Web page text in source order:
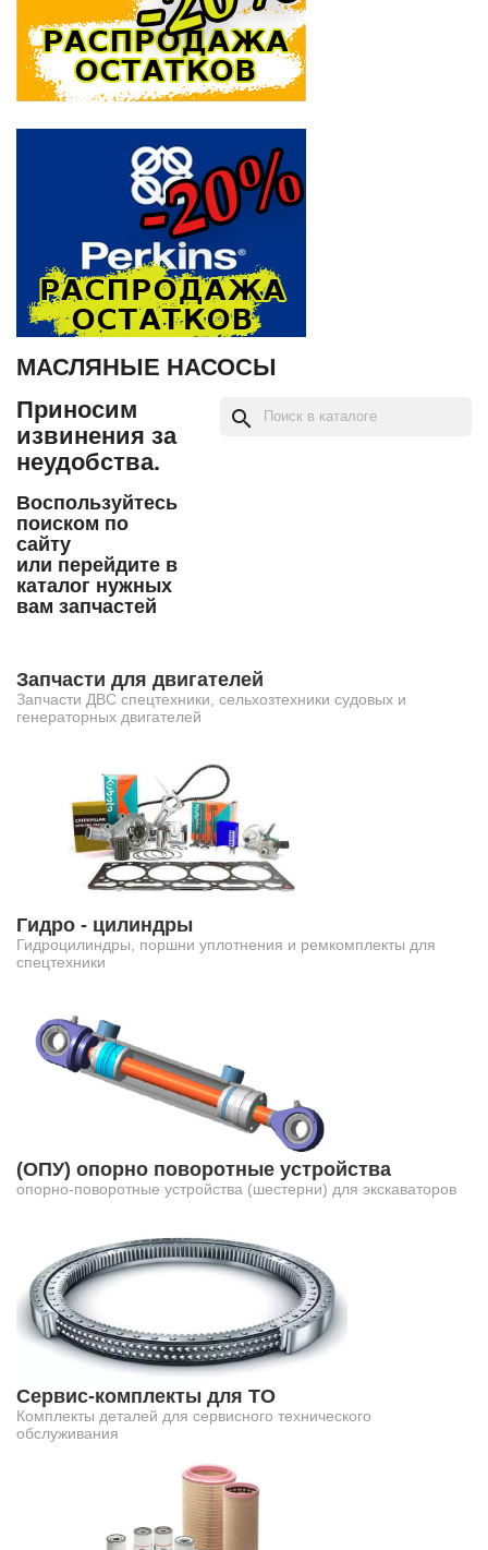
МАСЛЯНЫЕ НАСОСЫ
Приносим
извинения за
неудобства.
Воспользуйтесь
поиском по
сайту
или перейдите в
каталог нужных
вам запчастей
search
Запчасти для двигателей
Запчасти ДВС спецтехники, сельхозтехники судовых и
генераторных двигателей
Гидро - цилиндры
Гидроцилиндры, поршни уплотнения и ремкомплекты для
спецтехники
(ОПУ) опорно поворотные устройства
опорно-поворотные устройства (шестерни) для экскаваторов
Сервис-комплекты для ТО
Комплекты деталей для сервисного технического
обслуживания